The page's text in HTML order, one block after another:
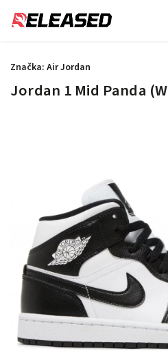
Jordan 1 Mid Panda
Značka: Air Jordan